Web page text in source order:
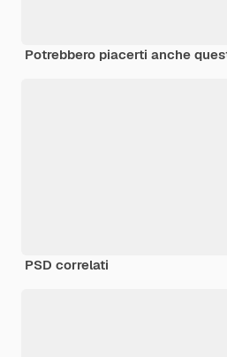
Potrebbero piacerti anche
PSD correlati